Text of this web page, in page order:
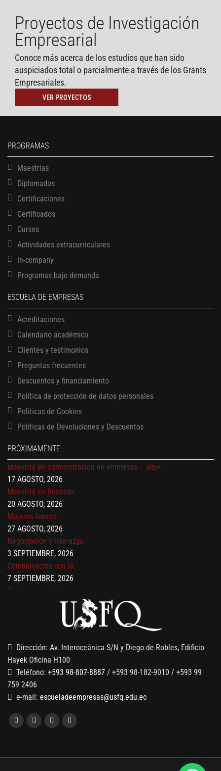
Proyectos de Investigación
Empresarial
Conoce más acerca de los estudios que han sido
auspiciados total o parcialmente a través de los Grants
Empresariales.
VER PROYECTOS
PROGRAMAS
Maestrías
Diplomados
Certificaciones
Certificados
Cursos
Actividades extracurriculares
In-company
Programas bajo demanda
ESCUELA DE EMPRESAS
Acreditaciones
Calendario académico
Clientes y testimonios
Preguntas frecuentes
Descuentos y financiamiento
Política de protección de datos personales
Políticas de Cookies
Políticas de Devoluciones y Descuentos
PRÓXIMAMENTE
13 AGOSTO, 2026
Finanzas para no financieros
17 AGOSTO, 2026
Gerencia de empresas familiares
17 AGOSTO, 2026
Maestría en administración de empresas – MBA
17 AGOSTO, 2026
Maestría en finanzas
20 AGOSTO, 2026
Mujeres líderes
27 AGOSTO, 2026
Negociación y liderazgo
3 SEPTIEMBRE, 2026
Comunicación con IA
7 SEPTIEMBRE, 2026
Gobernanza de datos
Finanzas para no financieros
Dirección: Av. Interoceánica S/N y Diego de Robles, Edificio
Hayek Oficina H100
Teléfono: +593 98-807-8887 / +593 98-182-9010 / +593 99
759 2406
e-mail: escueladeempresas@usfq.edu.ec